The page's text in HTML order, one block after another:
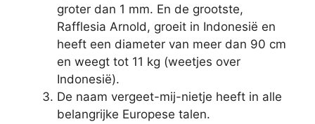
groter dan 1 mm. En de grootste,
Rafflesia Arnold, groeit in Indonesië en
heeft een diameter van meer dan 90 cm
en weegt tot 11 kg (weetjes over
Indonesië).
De naam vergeet-mij-nietje heeft in alle
belangrijke Europese talen.